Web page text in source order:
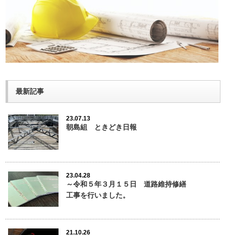
最新記事
23.07.13
朝島組 ときどき日報
23.04.28
～令和５年３月１５日 道路維持修繕
工事を行いました。
21.10.26